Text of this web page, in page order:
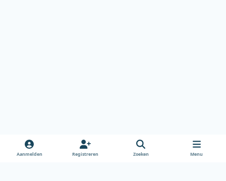
Aanmelden Registreren Zoeken Menu